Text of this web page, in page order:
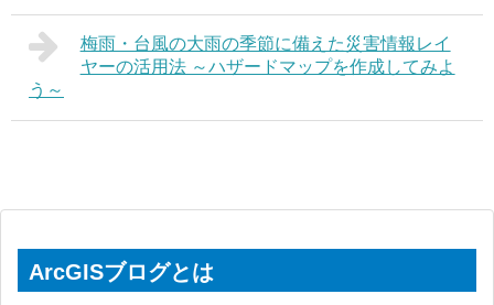
梅雨・台風の大雨の季節に備えた災害情報レイ
ヤーの活用法 ～ハザードマップを作成してみよ
う～
ArcGISブログとは